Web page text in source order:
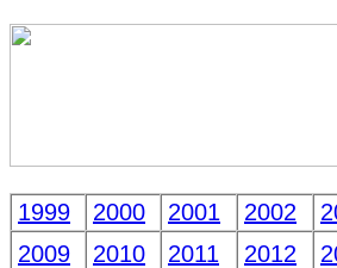
1999 2000 2001 2002
2009
2010 2011 2012